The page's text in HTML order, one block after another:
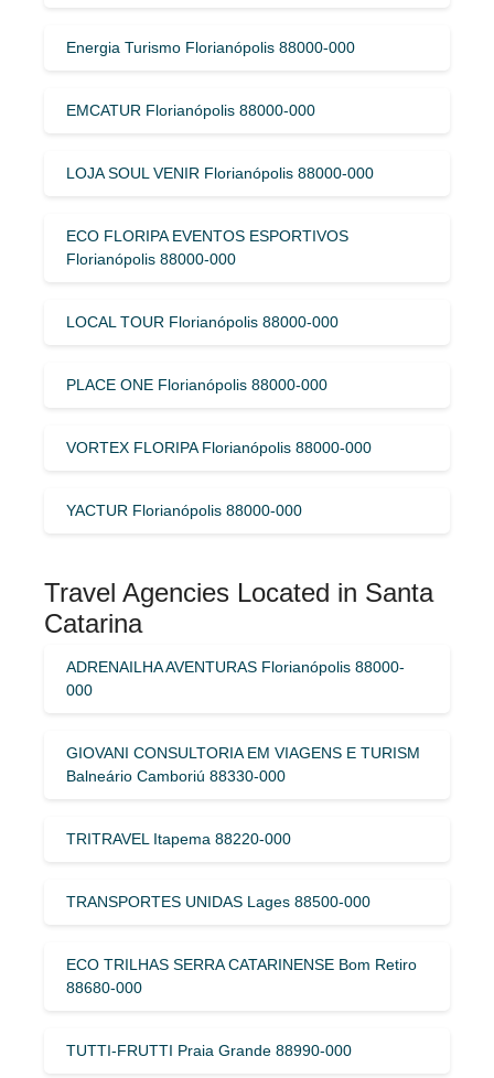
Energia Turismo Florianópolis 88000-000
EMCATUR Florianópolis 88000-000
LOJA SOUL VENIR Florianópolis 88000-000
ECO FLORIPA EVENTOS ESPORTIVOS
Florianópolis 88000-000
LOCAL TOUR Florianópolis 88000-000
PLACE ONE Florianópolis 88000-000
VORTEX FLORIPA Florianópolis 88000-000
YACTUR Florianópolis 88000-000
Travel Agencies Located in Santa
Catarina
ADRENAILHA AVENTURAS Florianópolis 88000-
000
GIOVANI CONSULTORIA EM VIAGENS E TURISM
Balneário Camboriú 88330-000
TRITRAVEL Itapema 88220-000
TRANSPORTES UNIDAS Lages 88500-000
ECO TRILHAS SERRA CATARINENSE Bom Retiro
88680-000
TUTTI-FRUTTI Praia Grande 88990-000